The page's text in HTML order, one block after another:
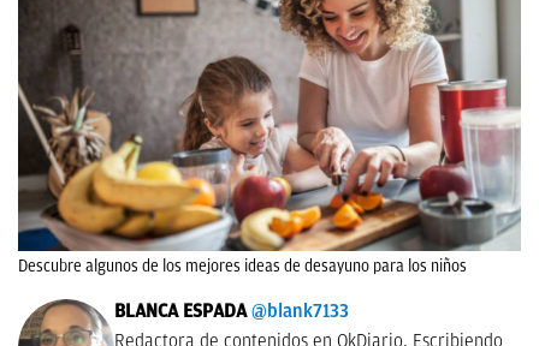
Descubre algunos de los mejores ideas de desayuno para los niños
BLANCA ESPADA @blank7133
Redactora de contenidos en OkDiario. Escribiendo